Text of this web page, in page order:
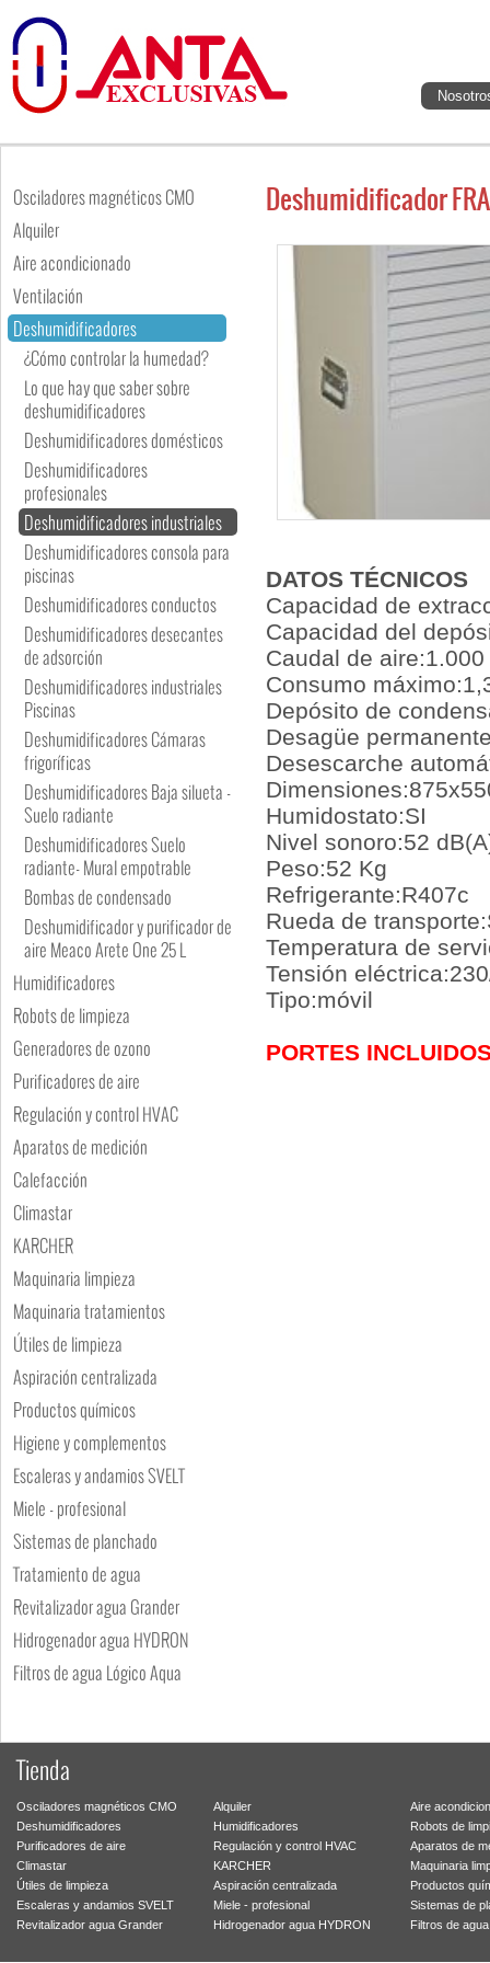
Osciladores magnéticos CMO
Alquiler
Aire acondicionado
Ventilación
Deshumidificadores
¿Cómo controlar la humedad?
Lo que hay que saber sobre
deshumidificadores
Deshumidificadores domésticos
Deshumidificadores
profesionales
Deshumidificadores industriales
Deshumidificadores consola para
piscinas
Deshumidificadores conductos
Deshumidificadores desecantes
de adsorción
Deshumidificadores industriales
Piscinas
Deshumidificadores Cámaras
frigoríficas
Deshumidificadores Baja silueta -
Suelo radiante
Deshumidificadores Suelo
radiante- Mural empotrable
Bombas de condensado
Deshumidificador y purificador de
aire Meaco Arete One 25 L
Humidificadores
Robots de limpieza
Generadores de ozono
Purificadores de aire
Regulación y control HVAC
Aparatos de medición
Calefacción
Climastar
KARCHER
Maquinaria limpieza
Maquinaria tratamientos
Útiles de limpieza
Aspiración centralizada
Productos químicos
Higiene y complementos
Escaleras y andamios SVELT
Miele - profesional
Sistemas de planchado
Tratamiento de agua
Revitalizador agua Grander
Hidrogenador agua HYDRON
Filtros de agua Lógico Aqua
Deshumidificador
DATOS TÉCNICOS
Capacidad de
Capacidad del
Caudal de
Consumo
Depósito de
Desagüe
Desescarche
Humidostato:SI
Nivel sonoro:52
Peso:52 Kg
Refrigerante:R407c
Rueda de
Temperatura de
Tensión
Tipo:móvil
PORTES
Tienda
Osciladores magnéticos CMO Alquiler
Aire
Deshumidificadores
Humidificadores
Robots de
Purificadores de aire
Regulación y control HVAC
Aparatos de
Climastar
KARCHER
Maquinaria
Útiles de limpieza
Aspiración centralizada
Productos
Escaleras y andamios SVELT
Miele - profesional
Sistemas de
Revitalizador agua Grander
Hidrogenador agua HYDRON Filtros de